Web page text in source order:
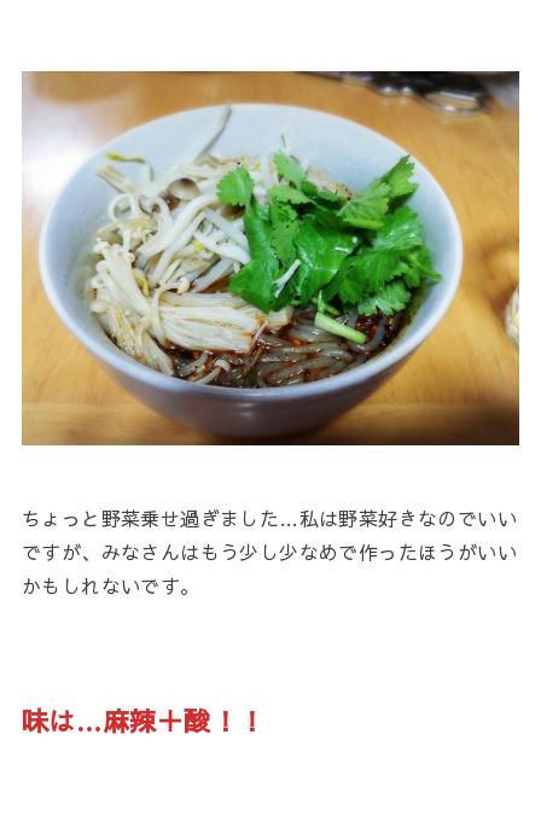
ちょっと野菜乗せ過ぎました…私は野菜好きなのでいい
ですが、みなさんはもう少し少なめで作ったほうがいい
かもしれないです。
味は…麻辣＋酸！！